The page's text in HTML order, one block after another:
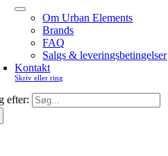
Om Urban Elements
Brands
FAQ
Salgs & leveringsbetingelser
Kontakt
Skriv eller ring
efter: